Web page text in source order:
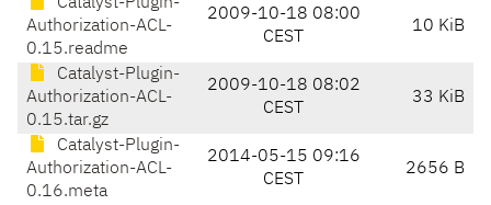
Authorization-ACL-
0.15.readme
2009-10-18 08:00
CEST
10 KiB
Catalyst-Plugin-
Authorization-ACL-
0.15.tar.gz
2009-10-18 08:02
CEST
33 KiB
Catalyst-Plugin-
Authorization-ACL-
0.16.meta
2014-05-15 09:16
CEST
2656 B